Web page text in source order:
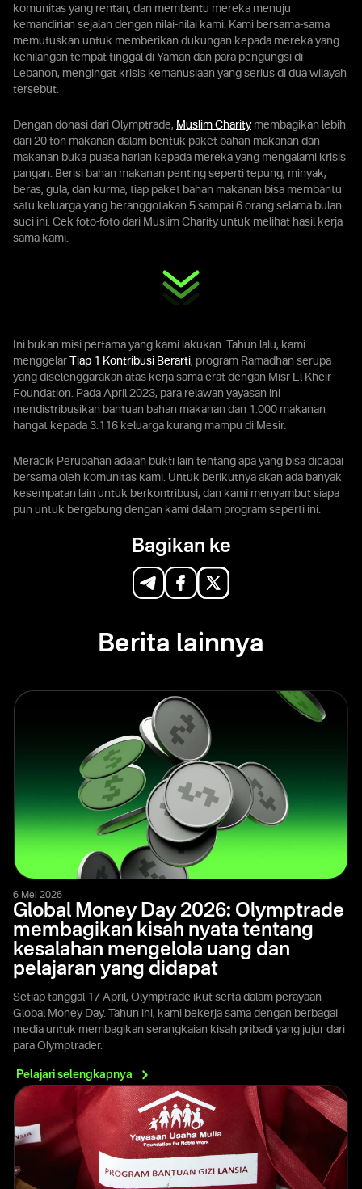
komunitas yang rentan, dan membantu mereka menuju
kemandirian sejalan dengan nilai-nilai kami. Kami bersama-sama
memutuskan untuk memberikan dukungan kepada mereka yang
kehilangan tempat tinggal di Yaman dan para pengungsi di
Lebanon, mengingat krisis kemanusiaan yang serius di dua wilayah
tersebut.
Dengan donasi dari Olymptrade, Muslim Charitymembagikan lebih
dari 20 ton makanan dalam bentuk paket bahan makanan dan
makanan buka puasa harian kepada mereka yang mengalami krisis
pangan. Berisi bahan makanan penting seperti tepung, minyak,
beras, gula, dan kurma, tiap paket bahan makanan bisa membantu
satu keluarga yang beranggotakan 5 sampai 6 orang selama bulan
suci ini. Cek foto-foto dari Muslim Charity untuk melihat hasil kerja
sama kami.
Ini bukan misi pertama yang kami lakukan. Tahun lalu, kami
menggelar
Tiap 1 Kontribusi Berarti, program Ramadhan serupa
yang diselenggarakan atas kerja sama erat dengan Misr El Kheir
Foundation. Pada April 2023, para relawan yayasan ini
mendistribusikan bantuan bahan makanan dan 1.000 makanan
hangat kepada 3.116 keluarga kurang mampu di Mesir.
Meracik Perubahan adalah bukti lain tentang apa yang bisa dicapai
bersama oleh komunitas kami. Untuk berikutnya akan ada banyak
kesempatan lain untuk berkontribusi, dan kami menyambut siapa
pun untuk bergabung dengan kami dalam program seperti ini.
Bagikan ke
Berita lainnya
6 Mei 2026
Global Money Day 2026: Olymptrade
membagikan kisah nyata tentang
kesalahan mengelola uang dan
pelajaran yang didapat
Setiap tanggal 17 April, Olymptrade ikut serta dalam perayaan
Global Money Day. Tahun ini, kami bekerja sama dengan berbagai
media untuk membagikan serangkaian kisah pribadi yang jujur dari
para Olymptrader.
Pelajari selengkapnya